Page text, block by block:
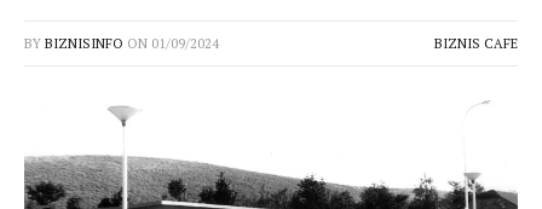
BY BIZNISINFO ON 01/09/2024 BIZNIS CAFE